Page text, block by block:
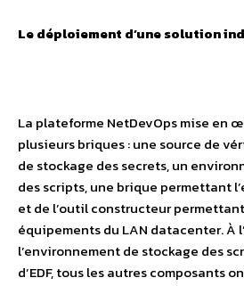
Le déploiement d’une solution
La plateforme NetDevOps mise en
plusieurs briques : une source de
de stockage des secrets, un
des scripts, une brique permettant
et de l’outil constructeur
équipements du LAN datacenter. À
l’environnement de stockage des
d’EDF, tous les autres composants